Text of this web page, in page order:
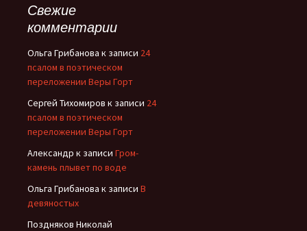
Свежие
комментарии
Ольга Грибанова к записи 24
псалом в поэтическом
переложении Веры Горт
Сергей Тихомиров к записи 24
псалом в поэтическом
переложении Веры Горт
Александр к записи Гром-
камень плывет по воде
Ольга Грибанова к записи В
девяностых
Поздняков Николай